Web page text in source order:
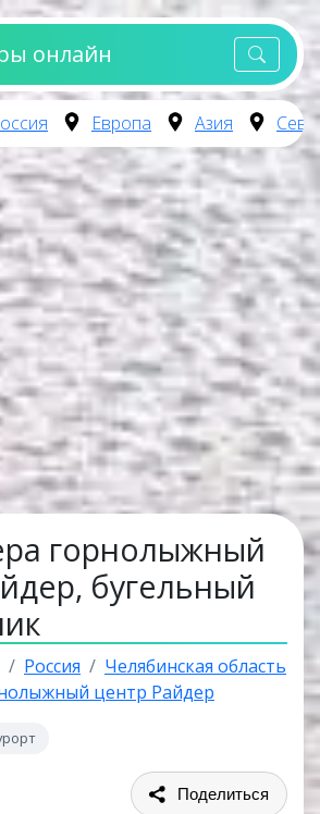
онлайн
Европа Азия
горнолыжный
бугельный
Россия
Челябинская область
центр Райдер
Поделиться